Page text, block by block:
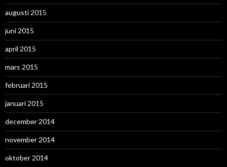
augusti 2015
juni 2015
april 2015
mars 2015
februari 2015
januari 2015
december 2014
november 2014
oktober 2014